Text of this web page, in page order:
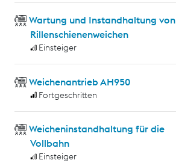
Wartung und Instandhaltung von
Rillenschienenweichen
Einsteiger
Weichenantrieb AH950
Fortgeschritten
Weicheninstandhaltung für die
Vollbahn
Einsteiger